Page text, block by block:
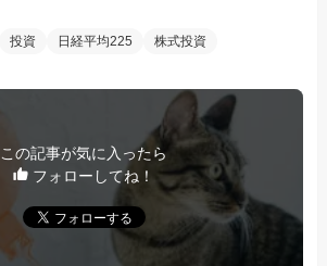
投資 日経平均225 株式投資
この記事が気に入ったら
フォローしてね！